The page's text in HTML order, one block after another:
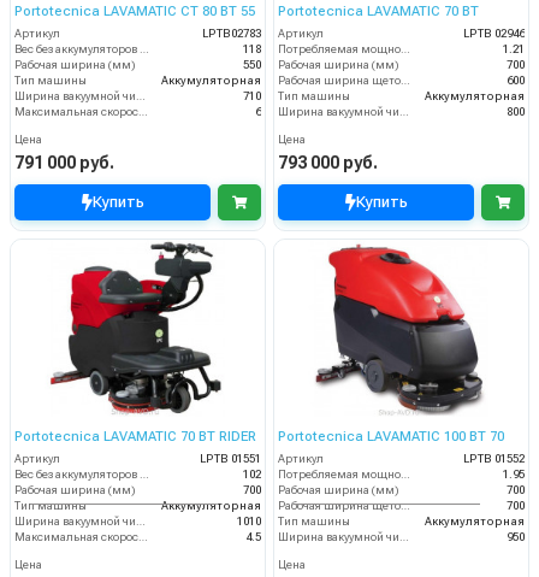
Portotecnica LAVAMATIC CT 80 BT 55
Артикул
LPTB02783
118
Рабочая ширина (мм)
550
Тип машины
Аккумуляторная
710
6
Цена
791 000 руб.
Купить
Portotecnica LAVAMATIC 70 BT
Артикул
LPTB 02946
1.21
Рабочая ширина (мм)
700
600
Тип машины
Аккумуляторная
800
Цена
793 000 руб.
Купить
Portotecnica LAVAMATIC 70 BT RIDER
Артикул
LPTB 01551
Вес без аккумуляторов (кг)
102
Рабочая ширина (мм)
700
Тип машины
Аккумуляторная
Ширина вакуумной чистки (мм)
1010
Максимальная скорость движения (км/ч)
4.5
Цена
Portotecnica LAVAMATIC 100 BT 70
Артикул
LPTB 01552
Потребляемая мощность (кВт)
1.95
Рабочая ширина (мм)
700
Рабочая ширина щеток (мм)
700
Тип машины
Аккумуляторная
Ширина вакуумной чистки (мм)
950
Цена